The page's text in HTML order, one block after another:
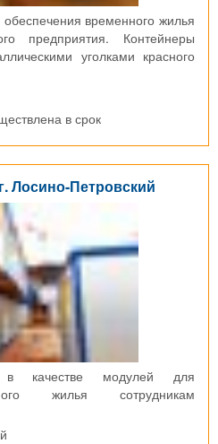
временного жилья
предприятия. Контейнеры
уголками красного
в срок
Лосино-Петровский
в качестве модулей для
жилья сотрудникам